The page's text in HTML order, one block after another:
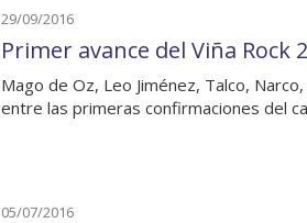
29/09/2016
Primer avance del Viña Rock
Mago de Oz, Leo Jiménez, Talco,
entre las primeras confirmaciones del
05/07/2016